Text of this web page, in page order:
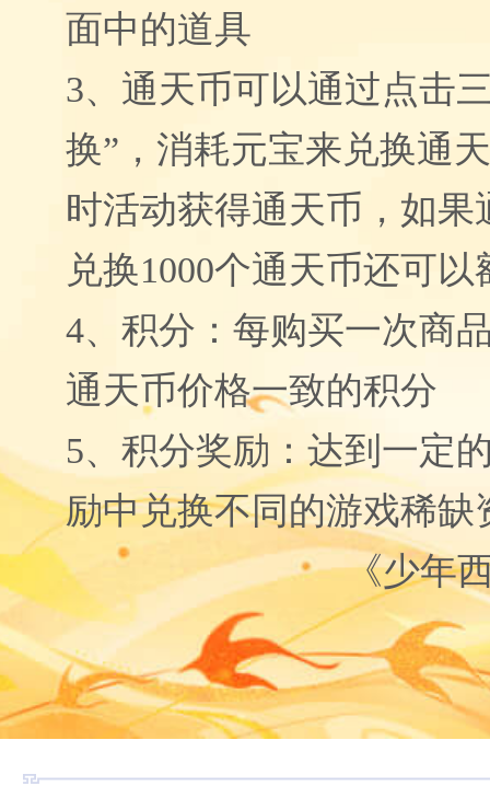
面中的道具
3、通天币可以通过点击
换”，消耗元宝来兑换通
时活动获得通天币，如果
兑换1000个通天币还可以
4、积分：每购买一次商
通天币价格一致的积分
5、积分奖励：达到一定
励中兑换不同的游戏稀缺
《少年